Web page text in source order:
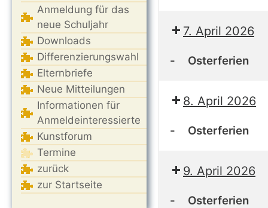
Anmeldung für das
neue Schuljahr
Downloads
Differenzierungswahl
Elternbriefe
Neue Mitteilungen
Informationen für
Anmeldeinteressierte
Kunstforum
Termine
zurück
zur Startseite
7. April 2026
- Osterferien
8. April 2026
- Osterferien
9. April 2026
- Osterferien